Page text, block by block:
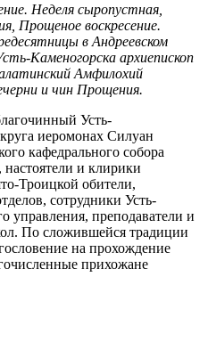
Неделя сыропустная,
Прощеное воскресение.
в Андреевском
Каменогорска архиепископ
Амфилохий
и чин Прощения.
Усть-
иеромонах Силуан
кафедрального собора
и клирики
Троицкой обители,
сотрудники Усть-
управления, преподаватели и
По сложившейся традиции
на прохождение
прихожане